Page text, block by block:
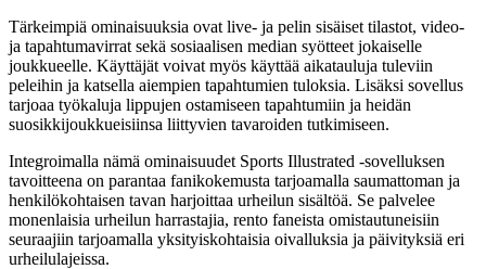
Tärkeimpiä ominaisuuksia ovat live- ja pelin sisäiset tilastot, video-
ja tapahtumavirrat sekä sosiaalisen median syötteet jokaiselle
joukkueelle. Käyttäjät voivat myös käyttää aikatauluja tuleviin
peleihin ja katsella aiempien tapahtumien tuloksia. Lisäksi sovellus
tarjoaa työkaluja lippujen ostamiseen tapahtumiin ja heidän
suosikkijoukkueisiinsa liittyvien tavaroiden tutkimiseen.
Integroimalla nämä ominaisuudet Sports Illustrated -sovelluksen
tavoitteena on parantaa fanikokemusta tarjoamalla saumattoman ja
henkilökohtaisen tavan harjoittaa urheilun sisältöä. Se palvelee
monenlaisia ​​urheilun harrastajia, rento faneista omistautuneisiin
seuraajiin tarjoamalla yksityiskohtaisia ​​oivalluksia ja päivityksiä eri
urheilulajeissa.